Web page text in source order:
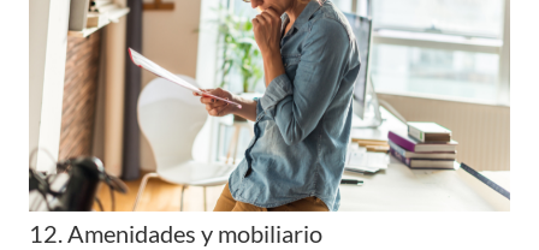
12. Amenidades y mobiliario